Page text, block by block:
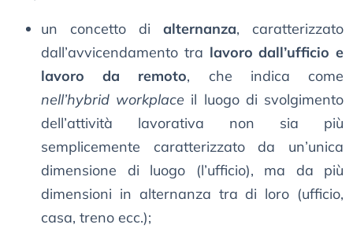
un concetto di alternanza, caratterizzato
dall’avvicendamento tra lavoro dall’ufficio e
lavoro da remoto, che indica come
nell’hybrid workplace il luogo di svolgimento
dell’attività lavorativa non sia più
semplicemente caratterizzato da un’unica
dimensione di luogo (l’ufficio), ma da più
dimensioni in alternanza tra di loro (ufficio,
casa, treno ecc.);